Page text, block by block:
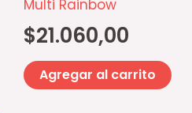
Multi Rainbow
$21.060,00
Agregar al carrito